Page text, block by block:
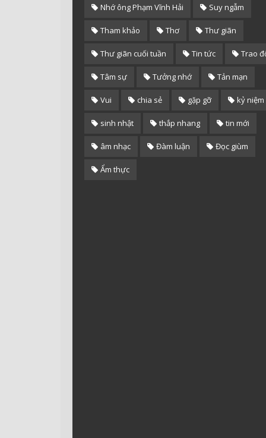
Nhớ ông Phạm Vĩnh Hải Suy ngẫm
Tham khảo Thơ Thư giãn
Thư giãn cuối tuần Tin tức Trao
Tâm sự Tưởng nhớ Tản mạn
Vui chia sẻ gặp gỡ kỷ niệm
sinh nhật thắp nhang tin mới
âm nhạc Đàm luận Đọc giùm
Ẩm thực